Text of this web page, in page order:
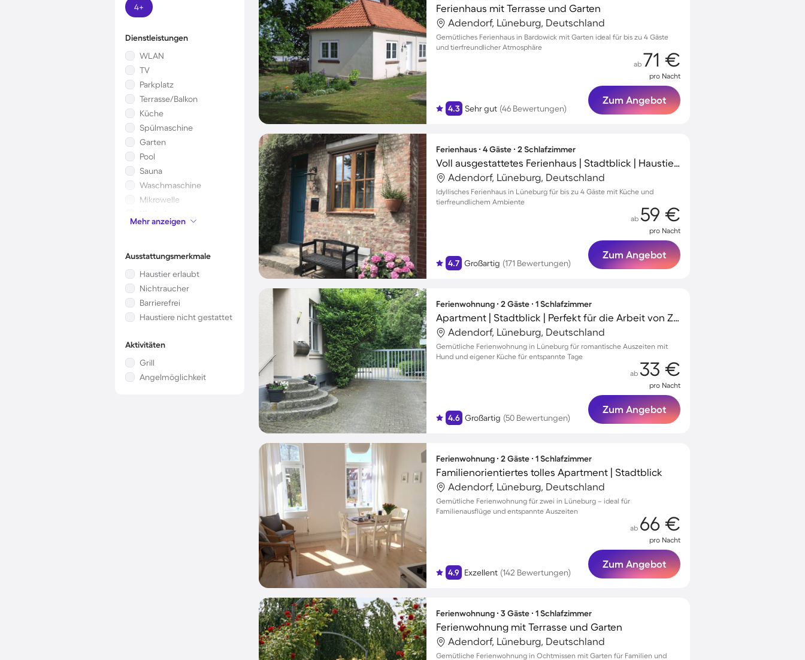
4+
Dienstleistungen
WLAN
TV
Parkplatz
Terrasse/Balkon
Küche
Spülmaschine
Garten
Pool
Sauna
Waschmaschine
Mikrowelle
Kinderbett
Klimaanlage
Mehr anzeigen
Ausstattungsmerkmale
Haustier erlaubt
Nichtraucher
Barrierefrei
Haustiere nicht gestattet
Aktivitäten
Grill
Angelmöglichkeit
Ferienhaus mit Terrasse und Garten
Adendorf, Lüneburg, Deutschland
Gemütliches Ferienhaus in Bardowick mit Garten ideal für bis zu 4 Gäste
und tierfreundlicher Atmosphäre
4.3 Sehr gut (46 Bewertungen)
ab 71 €
pro Nacht
Zum Angebot
Ferienhaus ∙ 4 Gäste ∙ 2 Schlafzimmer
Voll ausgestattetes Ferienhaus | Stadtblick | Haustiere sind willkommen
Adendorf, Lüneburg, Deutschland
Idyllisches Ferienhaus in Lüneburg für bis zu 4 Gäste mit Küche und
tierfreundlichem Ambiente
4.7 Großartig (171 Bewertungen)
ab 59 €
pro Nacht
Zum Angebot
Ferienwohnung ∙ 2 Gäste ∙ 1 Schlafzimmer
Apartment | Stadtblick | Perfekt für die Arbeit von Zuhause
Adendorf, Lüneburg, Deutschland
Gemütliche Ferienwohnung in Lüneburg für romantische Auszeiten mit
Hund und eigener Küche für entspannte Tage
4.6 Großartig (50 Bewertungen)
ab 33 €
pro Nacht
Zum Angebot
Ferienwohnung ∙ 2 Gäste ∙ 1 Schlafzimmer
Familienorientiertes tolles Apartment | Stadtblick
Adendorf, Lüneburg, Deutschland
Gemütliche Ferienwohnung für zwei in Lüneburg – ideal für
Familienausflüge und entspannte Auszeiten
4.9 Exzellent (142 Bewertungen)
ab 66 €
pro Nacht
Zum Angebot
Ferienwohnung ∙ 3 Gäste ∙ 1 Schlafzimmer
Ferienwohnung mit Terrasse und Garten
Adendorf, Lüneburg, Deutschland
Gemütliche Ferienwohnung in Ochtmissen mit Garten für Familien und